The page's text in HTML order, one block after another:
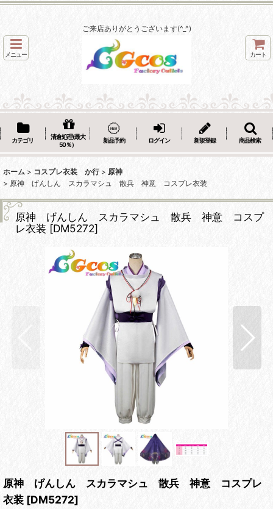
ご来店ありがとうございます(^_^)
メニュー カート
カテゴリ
清倉処理(最大
50％）
新品予約 ログイン 新規登録 商品検索
ホーム > コスプレ衣装 か行 > 原神
> 原神 げんしん スカラマシュ 散兵 神意 コスプレ衣装
原神 げんしん スカラマシュ 散兵 神意 コスプ
レ衣装 [DM5272]
原神 げんしん スカラマシュ 散兵 神意 コスプレ
衣装 [DM5272]